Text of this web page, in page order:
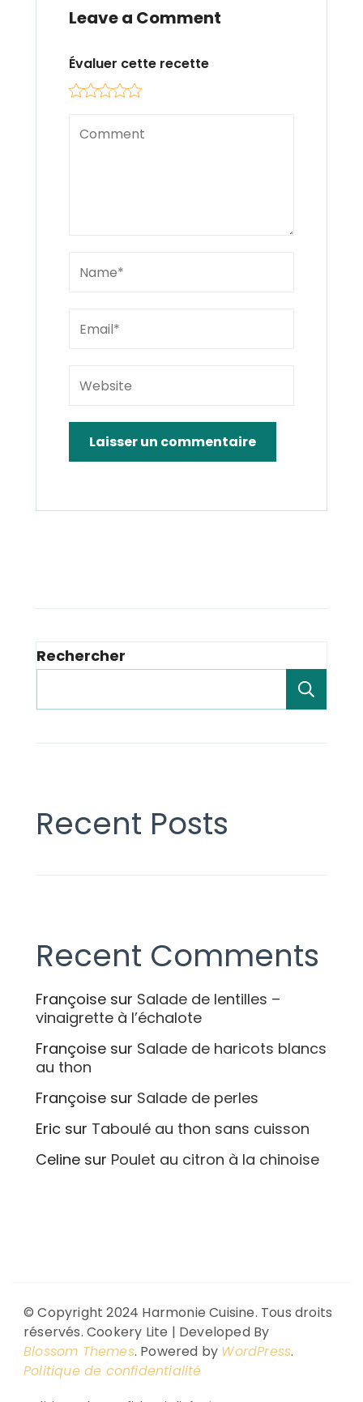
Leave a Comment
Évaluer cette recette
Rechercher
Recent Posts
Recent Comments
Françoise sur Salade de lentilles –
vinaigrette à l’échalote
Françoise sur Salade de haricots blancs
au thon
Françoise sur Salade de perles
Eric sur Taboulé au thon sans cuisson
Celine sur Poulet au citron à la chinoise
© Copyright 2024 Harmonie Cuisine. Tous droits
réservés. Cookery Lite | Developed By
Blossom Themes. Powered by WordPress.
Politique de confidentialité